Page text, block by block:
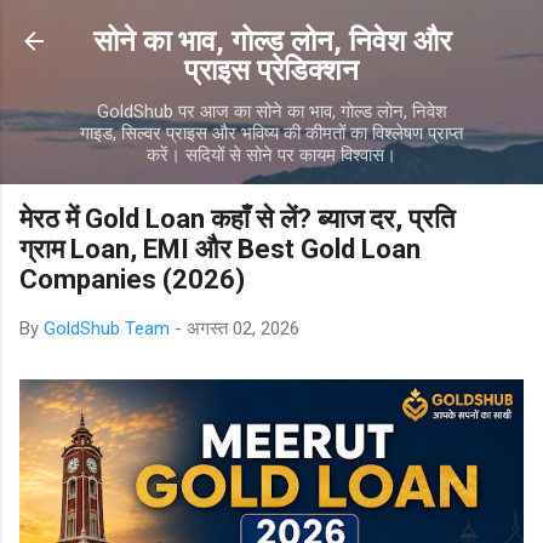
सीधे मुख्य सामग्री पर जाएं
सोने का भाव, गोल्ड लोन, निवेश और
प्राइस प्रेडिक्शन
GoldShub पर आज का सोने का भाव, गोल्ड लोन, निवेश
गाइड, सिल्वर प्राइस और भविष्य की कीमतों का विश्लेषण प्राप्त
करें। सदियों से सोने पर कायम विश्वास।
मेरठ में Gold Loan कहाँ से लें? ब्याज दर, प्रति
ग्राम Loan, EMI और Best Gold Loan
Companies (2026)
By GoldShub Team - अगस्त 02, 2026